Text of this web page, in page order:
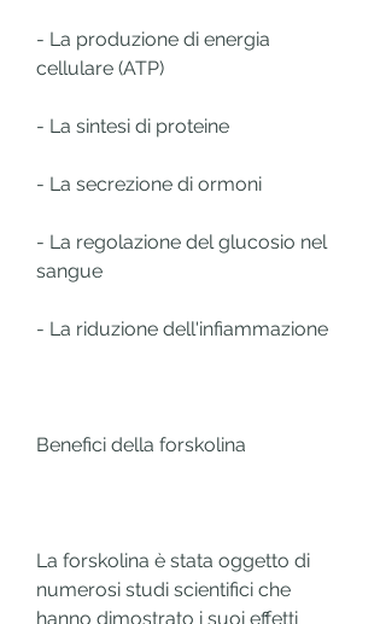
- La produzione di energia
cellulare (ATP)
- La sintesi di proteine
- La secrezione di ormoni
- La regolazione del glucosio nel
sangue
- La riduzione dell'infiammazione
Benefici della forskolina
La forskolina è stata oggetto di
numerosi studi scientifici che
hanno dimostrato i suoi effetti